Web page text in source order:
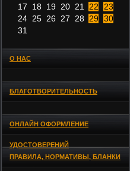
17
18 19 20 21 22
23
24 25 26 27 28 29 30
31
О НАС
БЛАГОТВОРИТЕЛЬНОСТЬ
ОНЛАЙН ОФОРМЛЕНИЕ
УДОСТОВЕРЕНИЙ
ПРАВИЛА, НОРМАТИВЫ, БЛАНКИ